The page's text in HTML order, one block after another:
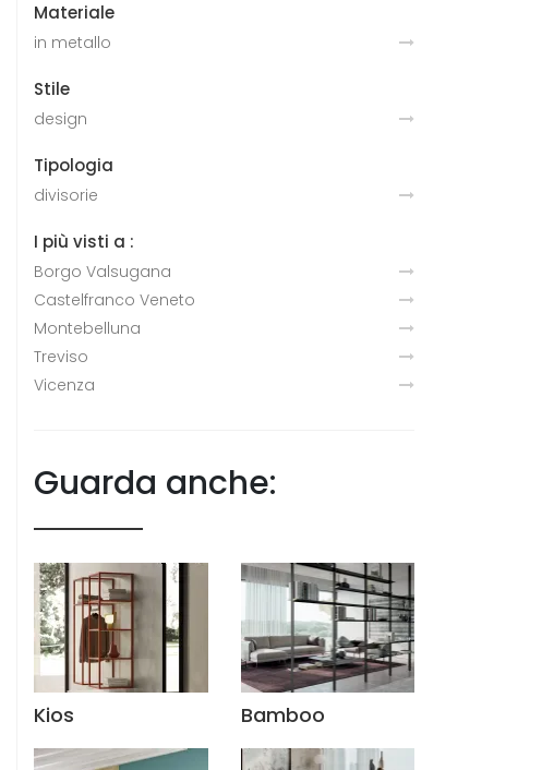
Materiale
in metallo
Stile
design
Tipologia
divisorie
I più visti a :
Borgo Valsugana
Castelfranco Veneto
Montebelluna
Treviso
Vicenza
Guarda anche:
Kios Bamboo